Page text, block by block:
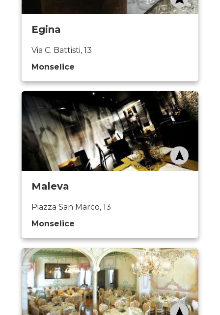
Egina
Via C. Battisti, 13
Monselice
Maleva
Piazza San Marco, 13
Monselice